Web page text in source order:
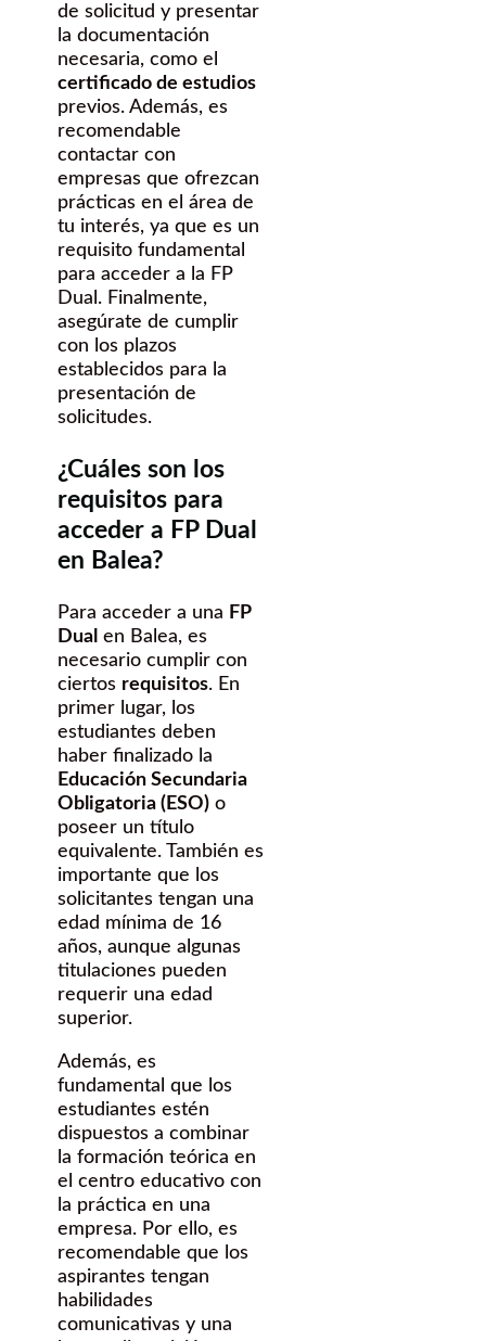
de solicitud y presentar
la documentación
necesaria, como el
certificado de estudios
previos. Además, es
recomendable
contactar con
empresas que ofrezcan
prácticas en el área de
tu interés, ya que es un
requisito fundamental
para acceder a la FP
Dual. Finalmente,
asegúrate de cumplir
con los plazos
establecidos para la
presentación de
solicitudes.
¿Cuáles son los
requisitos para
acceder a FP Dual
en Balea?
Para acceder a una FP
Dual en Balea, es
necesario cumplir con
ciertos requisitos. En
primer lugar, los
estudiantes deben
haber finalizado la
Educación Secundaria
Obligatoria (ESO) o
poseer un título
equivalente. También es
importante que los
solicitantes tengan una
edad mínima de 16
años, aunque algunas
titulaciones pueden
requerir una edad
superior.
Además, es
fundamental que los
estudiantes estén
dispuestos a combinar
la formación teórica en
el centro educativo con
la práctica en una
empresa. Por ello, es
recomendable que los
aspirantes tengan
habilidades
comunicativas y una